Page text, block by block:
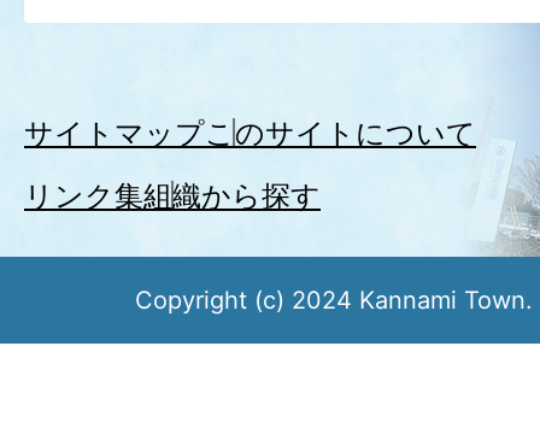
サイトマップこのサイトについて
リンク集組織から探す
Copyright (c) 2024 Kannami